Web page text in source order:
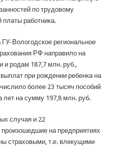
по трудовому
платы работника.
Вологодское региональное
РФ направило на
и родам 187,7 млн. руб.,
при рождении ребенка на
­­­­более 23 тысяч пособий
лет на сумму 197,8 млн. руб.
случая и 22
на предприятиях
страховыми, т.е. влекущими